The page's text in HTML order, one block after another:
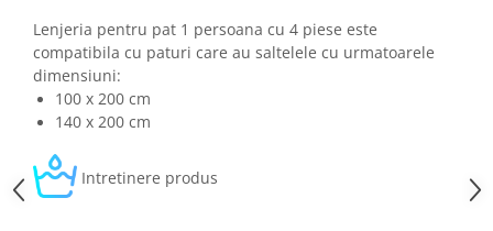
Lenjeria pentru pat 1 persoana cu 4 piese este
compatibila cu paturi care au saltelele cu urmatoarele
dimensiuni:
100 x 200 cm
140 x 200 cm
Intretinere produs